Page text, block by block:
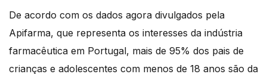
De acordo com os dados agora divulgados pela
Apifarma, que representa os interesses da indústria
farmacêutica em Portugal, mais de 95% dos pais de
crianças e adolescentes com menos de 18 anos são da